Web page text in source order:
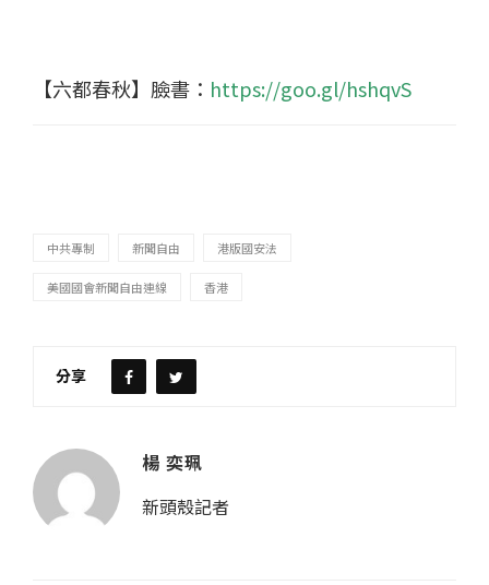
【六都春秋】臉書： https://goo.gl/hshqvS
中共專制 新聞自由 港版國安法
美國國會新聞自由連線 香港
分享
楊 奕珮
新頭殼記者